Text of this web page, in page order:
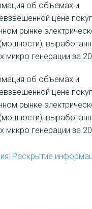
исключением населения
приравненных к
в
России
N 71751)
Приказ Департамента
ценового и тарифного
регулирования
года № 166 «О
Приказ
Департамента
ценового и
тарифного
регулирования
Самарской
области от
05.12.2019 года
№502 Об
(тарифов) на
об объемах и
цене
рынке
микро генерации за
об объемах и
цене
рынке
микро генерации за
Раскрытие